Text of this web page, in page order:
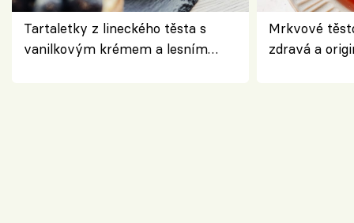
Tartaletky z lineckého těsta s
vanilkovým krémem a lesním
Mrkvové
zdravá a